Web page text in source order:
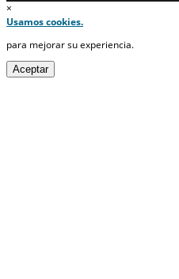
×
Usamos cookies.
para mejorar su experiencia.
Aceptar